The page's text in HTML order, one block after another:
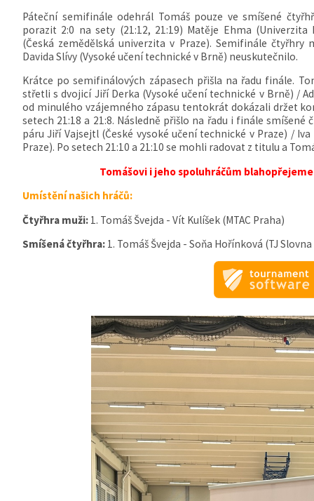
Páteční semifinále odehrál Tomáš pouze ve smíšené
porazit 2:0 na sety (21:12, 21:19) Matěje Ehma
(Česká zemědělská univerzita v Praze). Semifinále čtyřhry
Davida Slívy (Vysoké učení technické v Brně) neuskutečnilo.
Krátce po semifinálových zápasech přišla na řadu finále.
střetli s dvojicí Jiří Derka (Vysoké učení technické v Brně) /
od minulého vzájemného zápasu tentokrát dokázali držet
setech 21:18 a 21:8. Následně přišlo na řadu i finále
páru Jiří Vajsejtl (České vysoké učení technické v Praze) /
Praze). Po setech 21:10 a 21:10 se mohli radovat z titulu a
Tomášovi i jeho spoluhráčům
Umístění našich hráčů:
Čtyřhra muži: 1. Tomáš Švejda - Vít Kulíšek (MTAC Praha)
Smíšená čtyřhra: 1. Tomáš Švejda - Soňa Hořínková (TJ Slovna